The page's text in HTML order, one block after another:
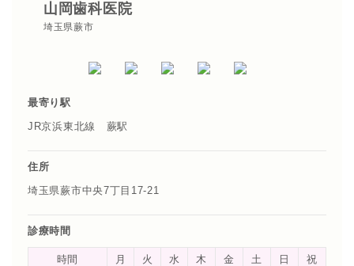
山岡歯科医院
埼玉県蕨市
最寄り駅
JR京浜東北線 蕨駅
住所
埼玉県蕨市中央7丁目17-21
診療時間
時間 月 火 水 木 金 土 日 祝